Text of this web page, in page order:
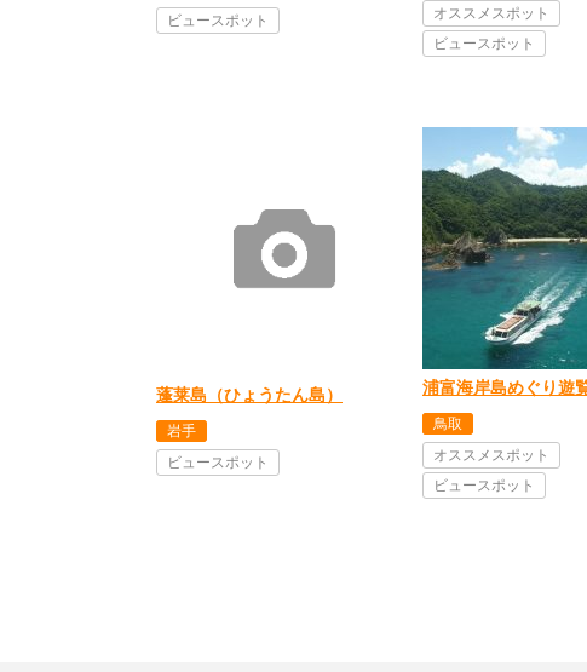
ビュースポット
オススメスポット
ビュースポット
蓬莱島（ひょうたん島）
岩手
ビュースポット
浦富海岸島めぐり遊
鳥取
オススメスポット
ビュースポット